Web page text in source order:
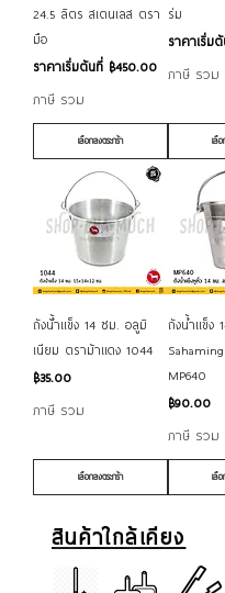
24.5 ลิตร สเตนเลส ตรา
มือ
ราคาเริ่มต้นที่ ฿450.00
ราคาขายลด
ภาษี รวม
เลือกลงตระกร้า
ร่ม
ราคาเริ่ม
ราคาขาย
ภาษี รวม
เลื
ถังน้้ำแข็ง 14 ซม. อลูมิ
เนียม ตราม้าแดง 1044
ราคา
฿35.00
ภาษี รวม
เลือกลงตระกร้า
ถังน้ำแข็ง
MP640
ราคา
฿90.00
ภาษี รวม
เลื
สินค้าใกล้เคียง